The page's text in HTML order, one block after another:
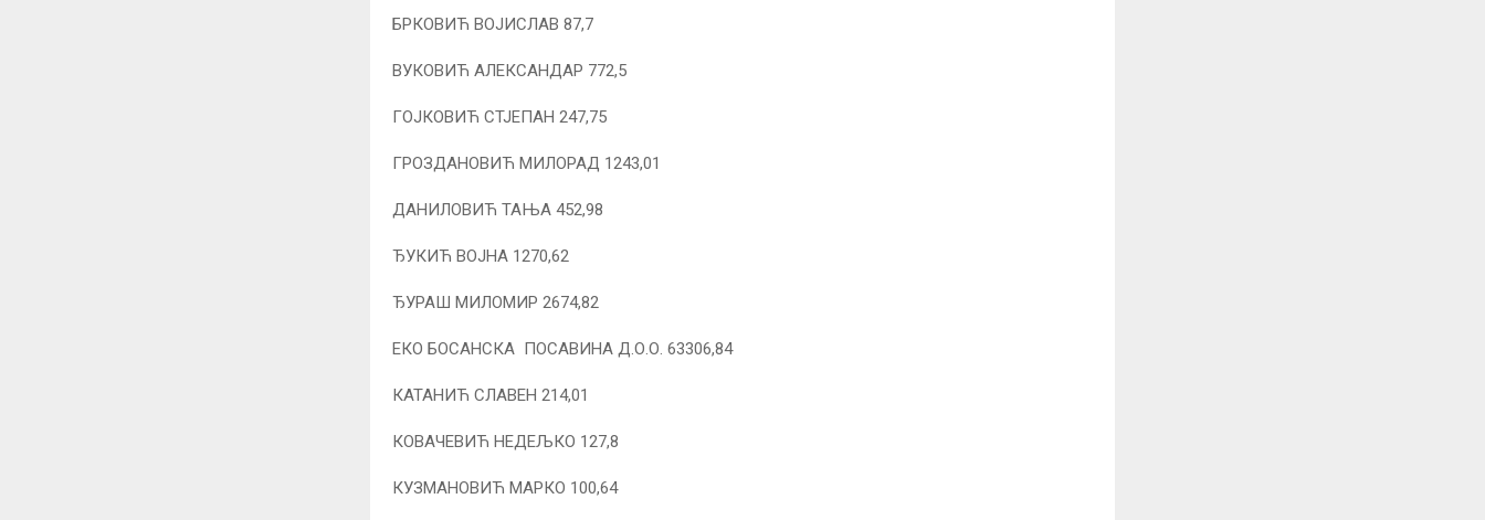
БРКОВИЋ ВОЈИСЛАВ 87,7
ВУКОВИЋ АЛЕКСАНДАР 772,5
ГОЈКОВИЋ СТЈЕПАН 247,75
ГРОЗДАНОВИЋ МИЛОРАД 1243,01
ДАНИЛОВИЋ ТАЊА 452,98
ЂУКИЋ ВОЈНА 1270,62
ЂУРАШ МИЛОМИР 2674,82
ЕКО БОСАНСКА ПОСАВИНА Д.О.О. 63306,84
КАТАНИЋ СЛАВЕН 214,01
КОВАЧЕВИЋ НЕДЕЉКО 127,8
КУЗМАНОВИЋ МАРКО 100,64